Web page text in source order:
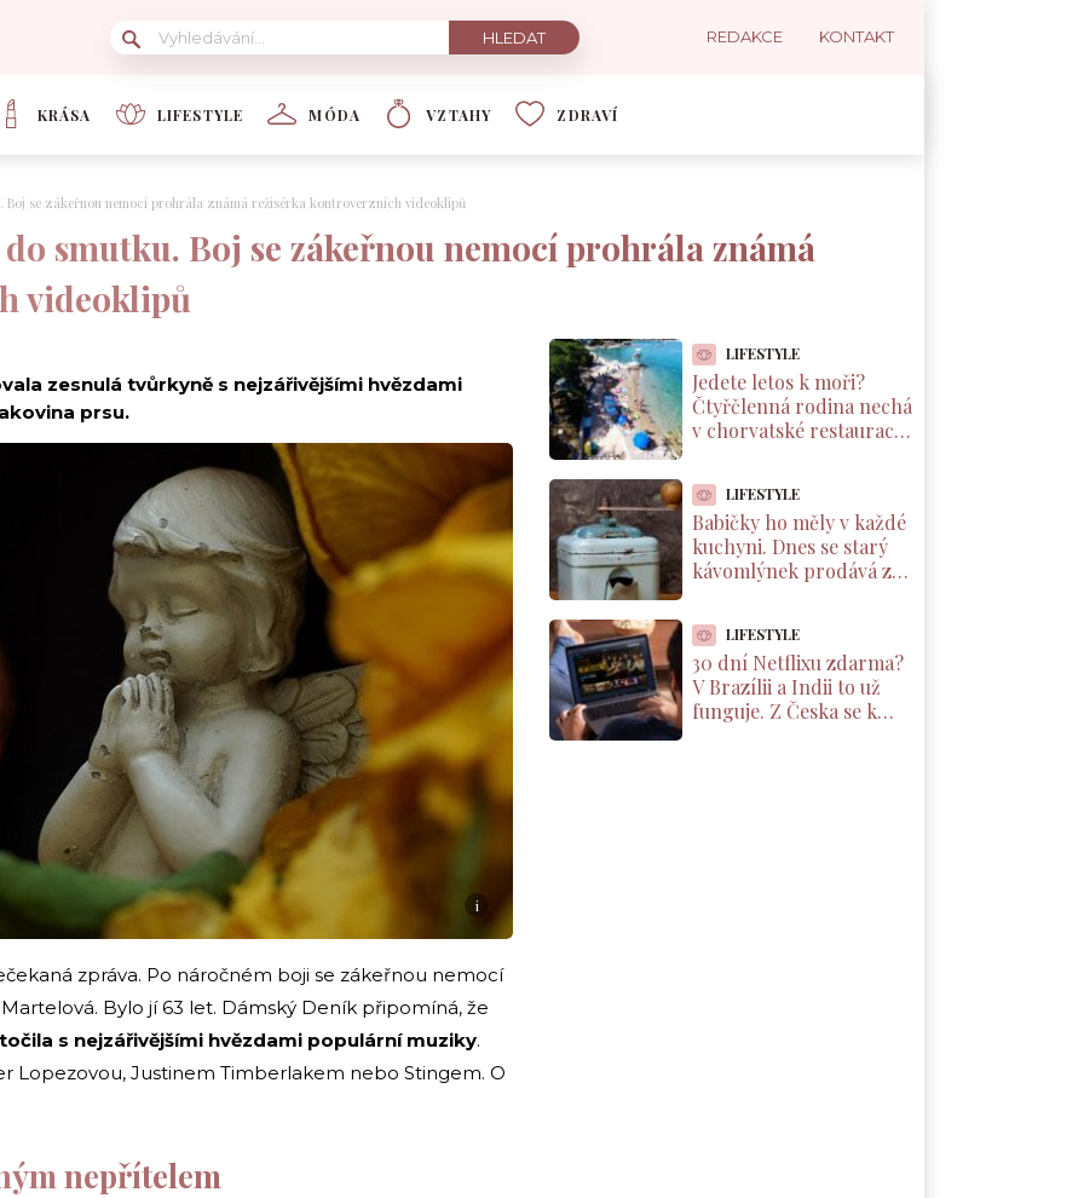
REDAKCE KONTAKT
KRÁSA LIFESTYLE MÓDA VZTAHY ZDRAVÍ
Boj se zákeřnou nemocí prohrála známá režisérka kontroverzních videoklipů
smutku. Boj se zákeřnou nemocí prohrála známá
videoklipů
zesnulá tvůrkyně s nejzářivějšími hvězdami
prsu.
i
zpráva. Po náročném boji se zákeřnou nemocí
Bylo jí 63 let. Dámský Deník připomíná, že
s nejzářivějšími hvězdami populární muziky.
Lopezovou, Justinem Timberlakem nebo Stingem. O
nepřítelem
LIFESTYLE
Jedete letos k moři?
Čtyřčlenná rodina nechá
v chorvatské restauraci
večeři
LIFESTYLE
Babičky ho měly v každé
kuchyni. Dnes se starý
kávomlýnek prodává za
jednou podmínkou
LIFESTYLE
30 dní Netflixu zdarma?
V Brazílii a Indii to už
funguje. Z Česka se k